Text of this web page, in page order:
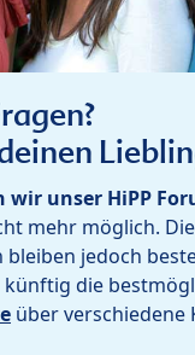
wir unser HiPP
mehr möglich.
jedoch
die
über verschiedene